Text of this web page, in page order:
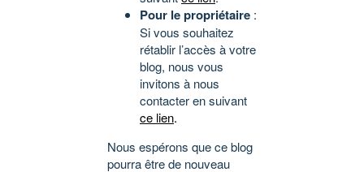
Pour le propriétaire :
Si vous souhaitez
rétablir l’accès à votre
blog, nous vous
invitons à nous
contacter en suivant
ce lien.
Nous espérons que ce blog
pourra être de nouveau